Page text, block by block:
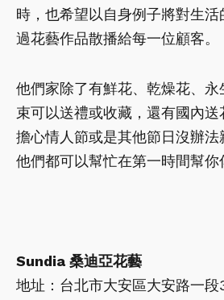
時，也希望以自身例子將對生
過花藝作品散播給每一位顧客。
他們家除了有鮮花、乾燥花、
束可以送禮或收藏，還有國內送
擔心情人節或是其他節日沒辦法
他們都可以幫忙在第一時間幫你
Sundia 桑迪亞花藝
地址：台北市大安區大安路一段